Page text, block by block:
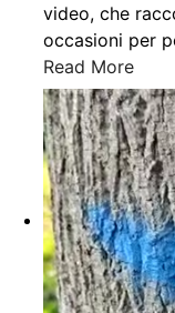
video, che
occasioni per
Read More